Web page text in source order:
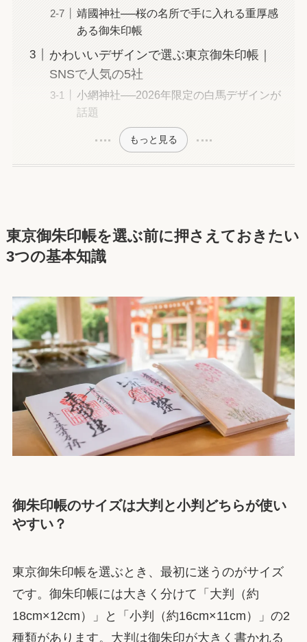
靖國神社──桜の名所で手に入れる重厚感
ある御朱印帳
かわいいデザインで選ぶ東京御朱印帳｜
SNSで人気の5社
小網神社──2026年限定の白馬デザインが
話題
もっと見る
東京御朱印帳を選ぶ前に押さえておきたい
3つの基本知識
御朱印帳のサイズは大判と小判どちらが使い
やすい？
東京御朱印帳を選ぶとき、最初に迷うのがサイズ
です。御朱印帳には大きく分けて「大判（約
18cm×12cm）」と「小判（約16cm×11cm）」の2
種類があります。大判は御朱印が大きく書かれる